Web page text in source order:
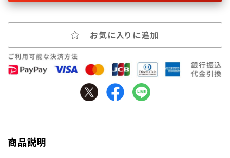
お気に入りに追加
商品説明